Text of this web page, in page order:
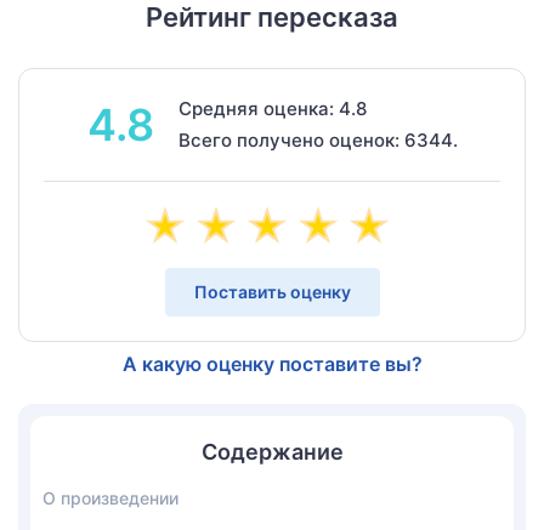
Рейтинг пересказа
4.8
Средняя оценка: 4.8
Всего получено оценок: 6344.
Поставить оценку
А какую оценку поставите вы?
Содержание
О произведении